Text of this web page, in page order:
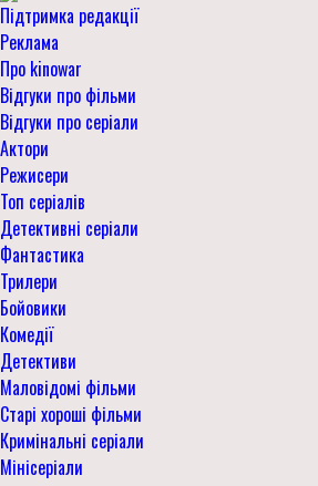
Підтримка редакції
Реклама
Про kinowar
Відгуки про фільми
Відгуки про серіали
Актори
Режисери
Топ серіалів
Детективні серіали
Фантастика
Трилери
Бойовики
Комедії
Детективи
Маловідомі фільми
Старі хороші фільми
Кримінальні серіали
Мінісеріали